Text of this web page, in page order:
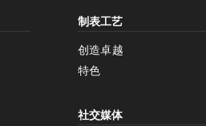
增加对比度
停用
制表工艺
创造卓越
特色
社交媒体